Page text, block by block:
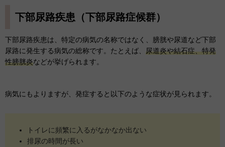
下部尿路疾患（下部尿路症候群）
下部尿路疾患は、特定の病気の名称ではなく、膀胱や尿道など下部
尿路に発生する病気の総称です。たとえば、 尿道炎や結石症、特発
性膀胱炎などが挙げられます。
病気にもよりますが、発症すると以下のような症状が見られます。
トイレに頻繁に入るがなかなか出ない
排尿の時間が長い